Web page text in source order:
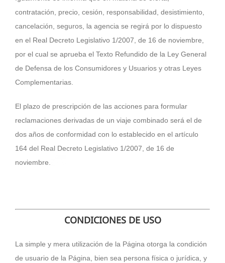
contratación, precio, cesión, responsabilidad, desistimiento,
cancelación, seguros, la agencia se regirá por lo dispuesto
en el Real Decreto Legislativo 1/2007, de 16 de noviembre,
por el cual se aprueba el Texto Refundido de la Ley General
de Defensa de los Consumidores y Usuarios y otras Leyes
Complementarias.
El plazo de prescripción de las acciones para formular
reclamaciones derivadas de un viaje combinado será el de
dos años de conformidad con lo establecido en el artículo
164 del Real Decreto Legislativo 1/2007, de 16 de
noviembre.
CONDICIONES DE USO
La simple y mera utilización de la Página otorga la condición
de usuario de la Página, bien sea persona física o jurídica, y